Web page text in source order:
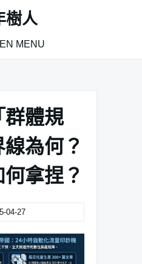
樹人
MENU
群體規
為何？
拿捏？
04-27